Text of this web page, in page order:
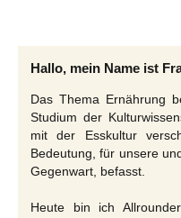
Hallo, mein Name ist
Das Thema Ernährung
Studium der
mit der Esskultur
Bedeutung, für unsere
Gegenwart, befasst.
Heute bin ich